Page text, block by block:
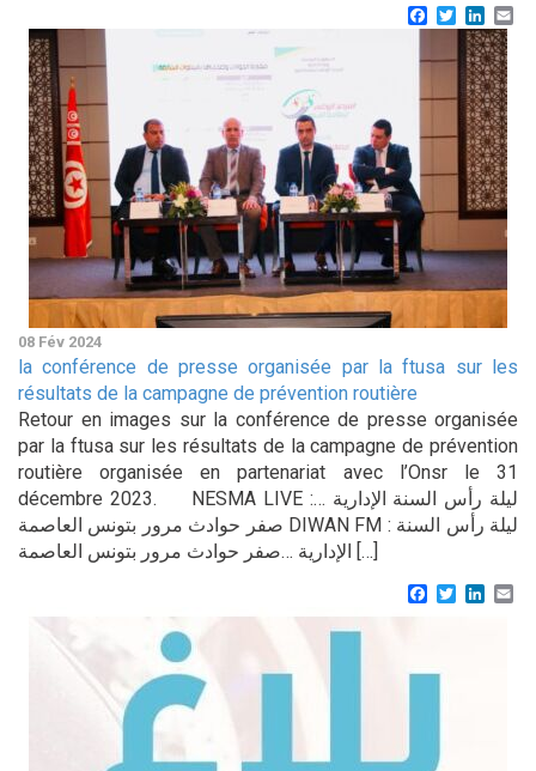
Facebook
Twitter
08 Fév 2024
la conférence de presse organisée par la ftusa sur les
résultats de la campagne de prévention routière
Retour en images sur la conférence de presse organisée
par la ftusa sur les résultats de la campagne de prévention
routière organisée en partenariat avec l’Onsr le 31
décembre 2023. NESMA LIVE :ليلة رأس السنة الإدارية …
صفر حوادث مرور بتونس العاصمة DIWAN FM : ليلة رأس السنة
الإدارية …صفر حوادث مرور بتونس العاصمة […]
Facebook
Twitter